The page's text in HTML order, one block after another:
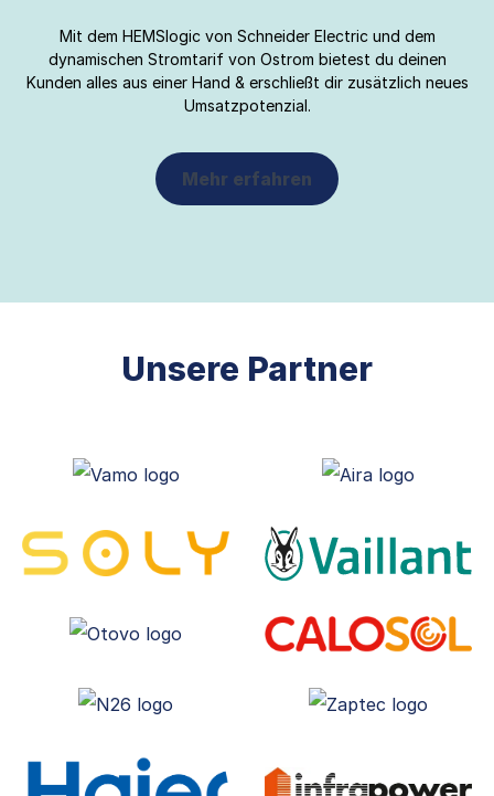
Mit dem HEMSlogic von Schneider Electric und dem
dynamischen Stromtarif von Ostrom bietest du deinen
Kunden alles aus einer Hand & erschließt dir zusätzlich neues
Umsatzpotenzial.
Mehr erfahren
Unsere Partner